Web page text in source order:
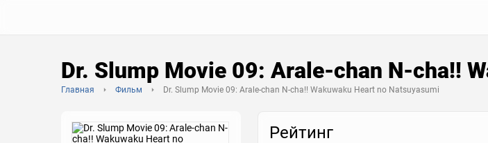
Dr. Slump Movie 09: Arale-chan N-cha!!
Главная Фильм Dr. Slump Movie 09: Arale-chan N-cha!! Wakuwaku Heart no Natsuyasumi
Рейтинг